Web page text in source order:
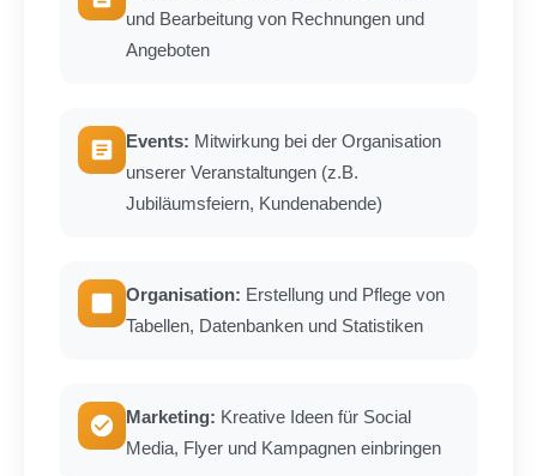
und Bearbeitung von Rechnungen und
Angeboten
Events: Mitwirkung bei der Organisation
unserer Veranstaltungen (z.B.
Jubiläumsfeiern, Kundenabende)
Organisation: Erstellung und Pflege von
Tabellen, Datenbanken und Statistiken
Marketing: Kreative Ideen für Social
Media, Flyer und Kampagnen einbringen